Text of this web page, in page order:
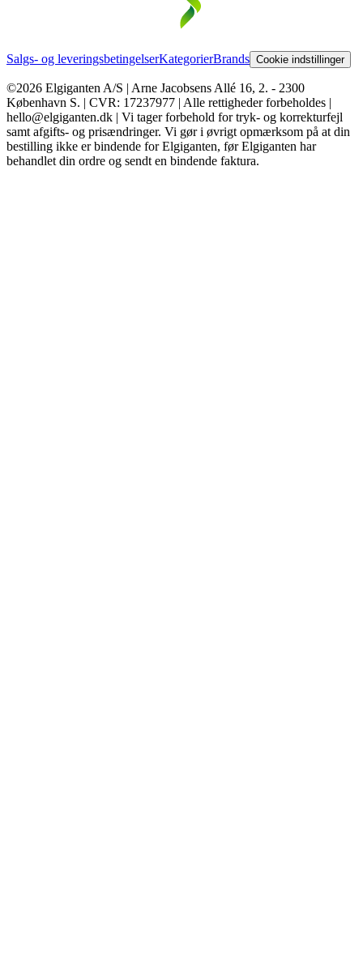
Salgs- og leveringsbetingelserKategorierBrands Cookie indstillinger
©2026 Elgiganten A/S | Arne Jacobsens Allé 16, 2. - 2300
København S. | CVR: 17237977 | Alle rettigheder forbeholdes |
hello@elgiganten.dk | Vi tager forbehold for tryk- og korrekturfejl
samt afgifts- og prisændringer. Vi gør i øvrigt opmærksom på at din
bestilling ikke er bindende for Elgiganten, før Elgiganten har
behandlet din ordre og sendt en bindende faktura.